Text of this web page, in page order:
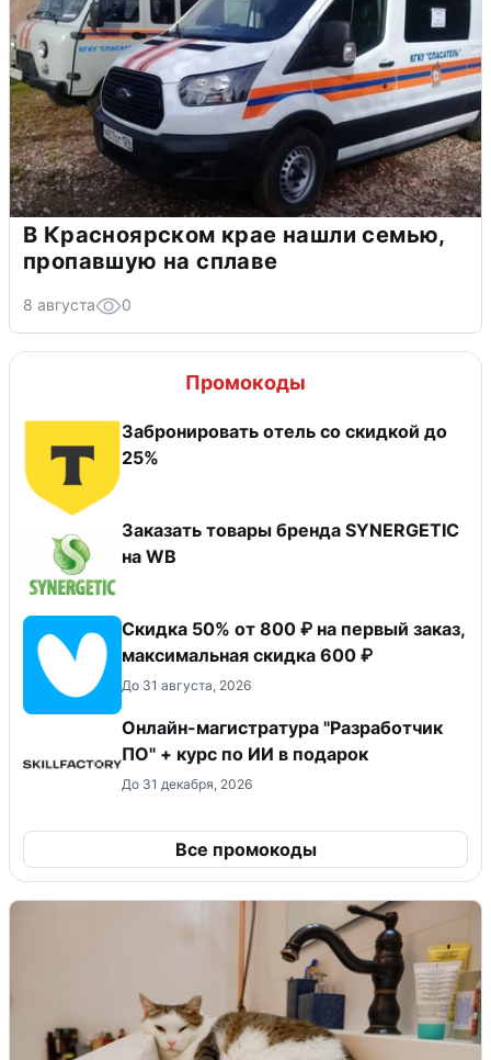
В Красноярском крае нашли семью,
пропавшую на сплаве
8 августа 0
Промокоды
Забронировать отель со скидкой до
25%
Заказать товары бренда SYNERGETIC
на WB
Скидка 50% от 800 ₽ на первый заказ,
максимальная скидка 600 ₽
До 31 августа, 2026
Онлайн-магистратура "Разработчик
ПО" + курс по ИИ в подарок
До 31 декабря, 2026
Все промокоды